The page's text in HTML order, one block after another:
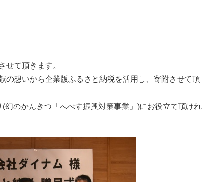
ト
せて頂きます。
の想いから企業版ふるさと納税を活用し、寄附させて頂
のかんきつ「へべす振興対策事業」)にお役立て頂けれ